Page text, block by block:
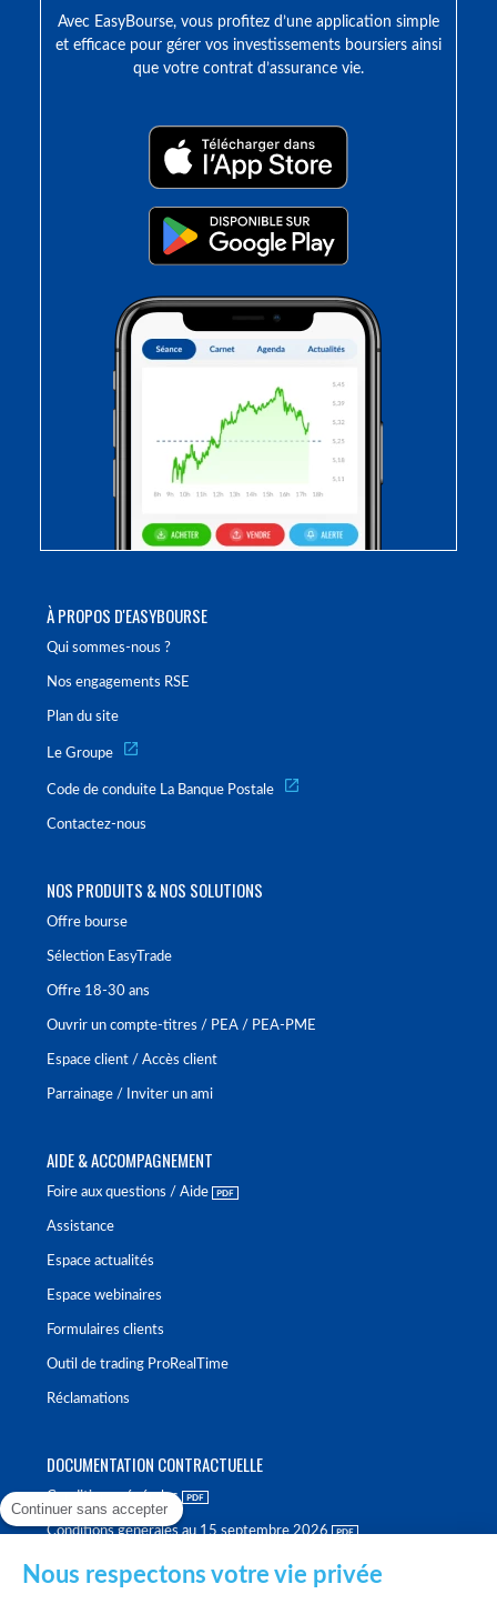
À PROPOS D'EASYBOURSE
Qui sommes-nous ?
Nos engagements RSE
Plan du site
Le Groupe
Code de conduite La Banque Postale
Contactez-nous
NOS PRODUITS & NOS SOLUTIONS
Offre bourse
Sélection EasyTrade
Offre 18-30 ans
Ouvrir un compte-titres / PEA / PEA-PME
Espace client / Accès client
Parrainage / Inviter un ami
AIDE & ACCOMPAGNEMENT
Foire aux questions / Aide
Assistance
Espace actualités
Espace webinaires
Formulaires clients
Outil de trading ProRealTime
Réclamations
DOCUMENTATION CONTRACTUELLE
Conditions générales
Conditions générales au 15 septembre 2026
Avec EasyBourse, vous profitez d’une application simple
et efficace pour gérer vos investissements boursiers ainsi
que votre contrat d’assurance vie.
Continuer sans accepter
Nous respectons votre vie privée